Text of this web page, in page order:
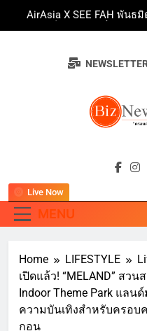
AirAsia X SEE FAH พันธ
ทางวิชาการและการตล
ธุรกิจท่องเที่ยวไท
สืบสานพุทธศาสนา สร้า
แนวคิด “90 วัน เก็บแต้ม
Guangzhou Yinghao
“ข้าวหน้าไก่ร
ททท. ร่วมมือกับ จุฬาลงกร
ธุรกิจท่องเที่ยวไทย
"ครอบคลุ
MENU
Live Now
Home LIFESTYLE
เปิดแล้ว! “MELAND” สว
Indoor Theme Park แลน
ความบันเทิงสำหรับครอบ
กอน